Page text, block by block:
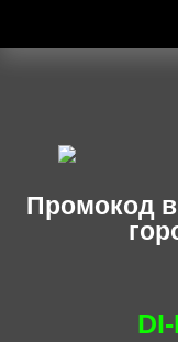
Промокод